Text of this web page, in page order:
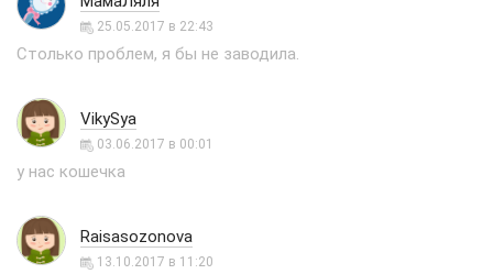
25.05.2017 в 22:43
Столько проблем, я бы не заводила.
VikySya
03.06.2017 в 00:01
у нас кошечка
Raisasozonova
13.10.2017 в 11:20